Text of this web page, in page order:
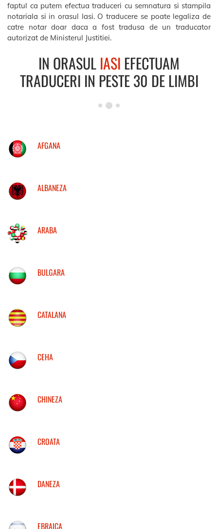
faptul ca putem efectua traduceri cu semnatura si stampila
notariala si in orasul Iasi. O traducere se poate legaliza de
catre notar doar daca a fost tradusa de un traducator
autorizat de Ministerul Justitiei.
IN ORASUL IASI EFECTUAM
TRADUCERI IN PESTE 30 DE LIMBI
AFGANA
ALBANEZA
ARABA
BULGARA
CATALANA
CEHA
CHINEZA
CROATA
DANEZA
EBRAICA